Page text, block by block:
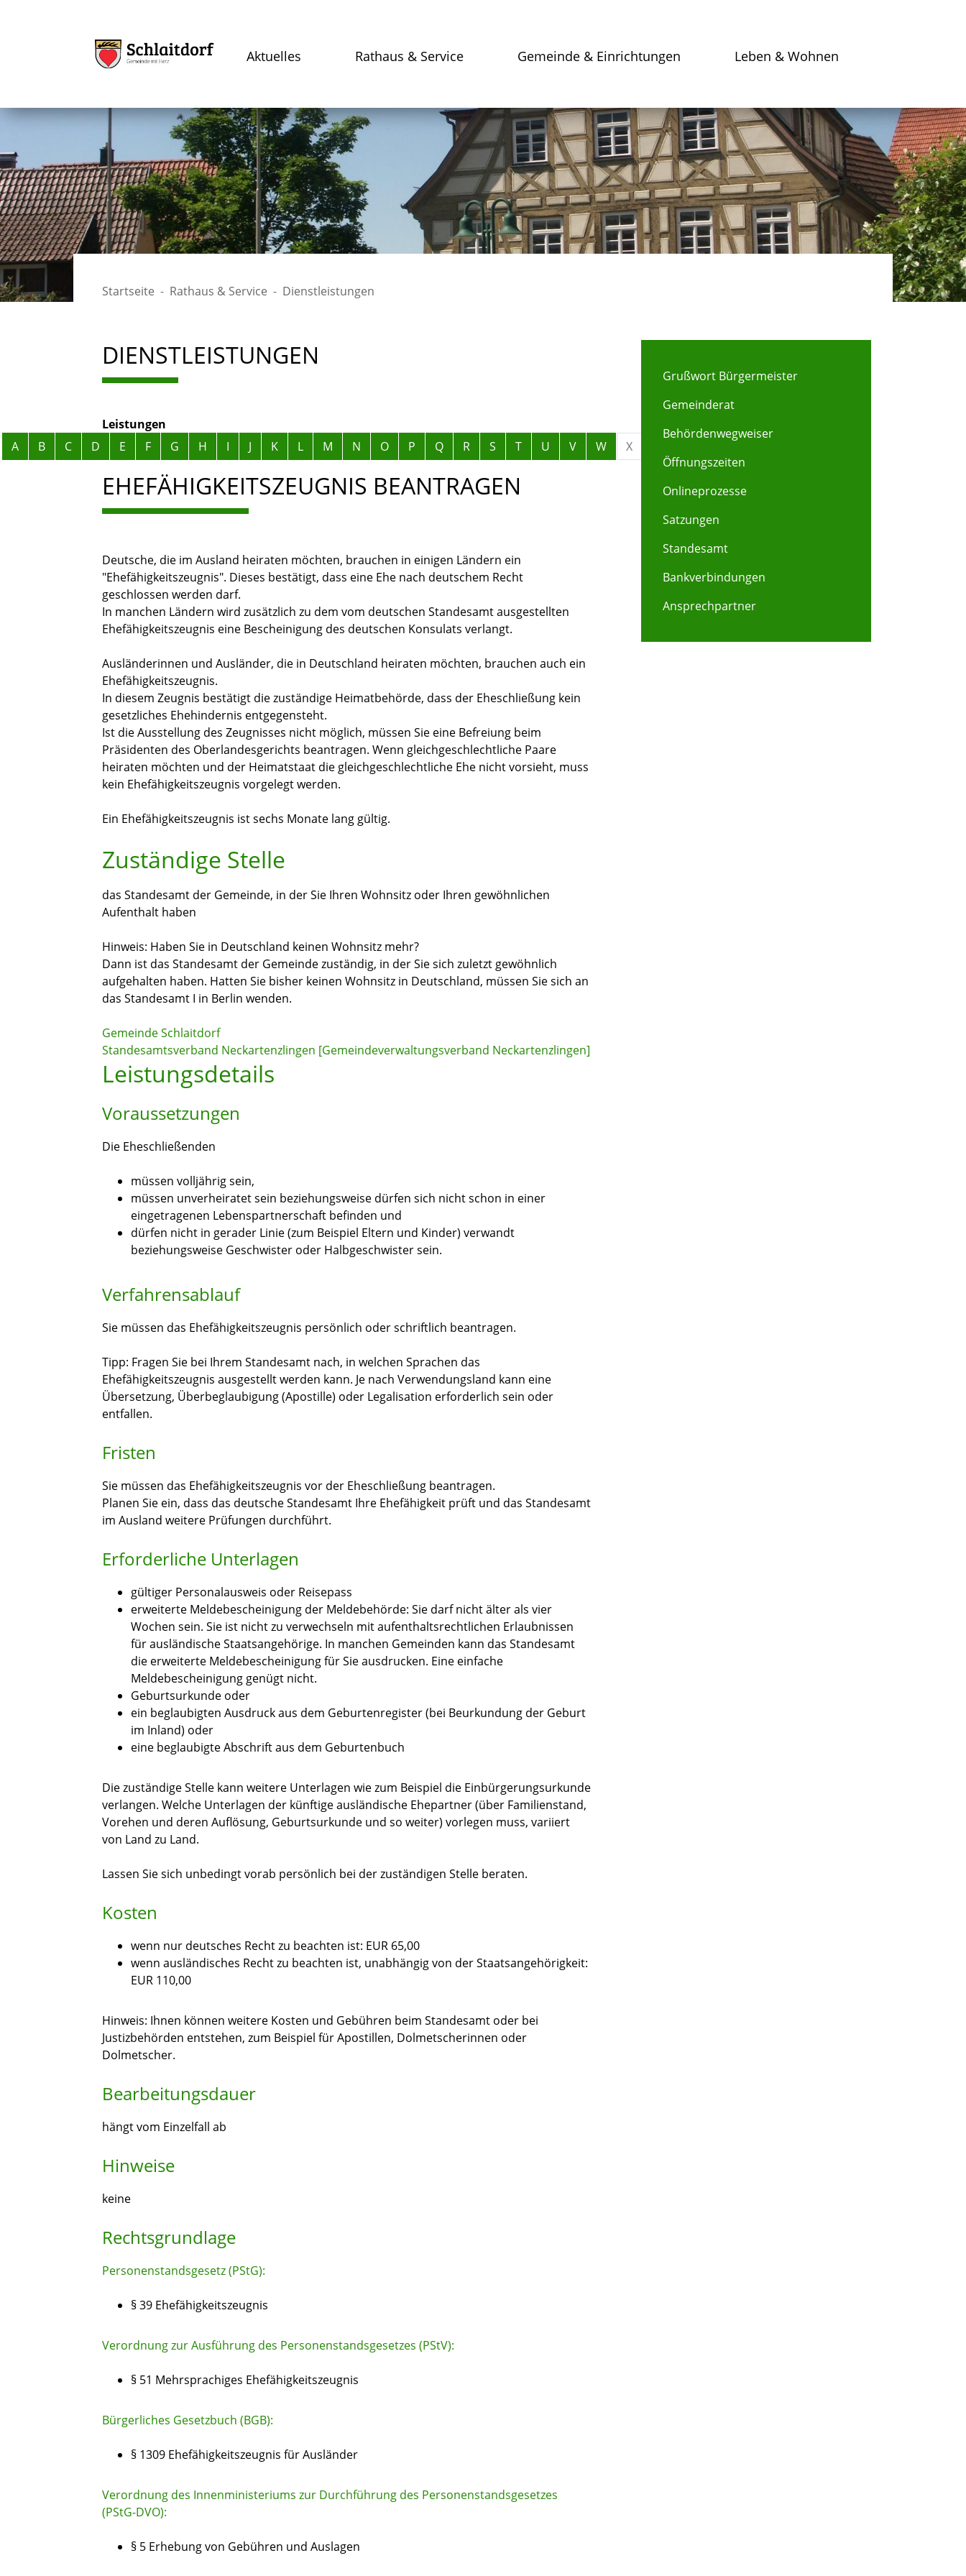
Aktuelles Rathaus & Service Gemeinde & Einrichtungen Leben & Wohnen
Startseite Rathaus & Service Dienstleistungen
DIENSTLEISTUNGEN
Leistungen
Alphabetisches Register überspringen
A B C D E F G H I J K L M N O P Q R S T U V W X
EHEFÄHIGKEITSZEUGNIS BEANTRAGEN
Deutsche, die im Ausland heiraten möchten, brauchen in einigen Ländern ein
"Ehefähigkeitszeugnis". Dieses bestätigt, dass eine Ehe nach deutschem Recht
geschlossen werden darf.
In manchen Ländern wird zusätzlich zu dem vom deutschen Standesamt ausgestellten
Ehefähigkeitszeugnis eine Bescheinigung des deutschen Konsulats verlangt.
Ausländerinnen und Ausländer, die in Deutschland heiraten möchten, brauchen auch ein
Ehefähigkeitszeugnis.
In diesem Zeugnis bestätigt die zuständige Heimatbehörde, dass der Eheschließung kein
gesetzliches Ehehindernis entgegensteht.
Ist die Ausstellung des Zeugnisses nicht möglich, müssen Sie eine Befreiung beim
Präsidenten des Oberlandesgerichts beantragen. Wenn gleichgeschlechtliche Paare
heiraten möchten und der Heimatstaat die gleichgeschlechtliche Ehe nicht vorsieht, muss
kein Ehefähigkeitszeugnis vorgelegt werden.
Ein Ehefähigkeitszeugnis ist sechs Monate lang gültig.
Zuständige Stelle
das Standesamt der Gemeinde, in der Sie Ihren Wohnsitz oder Ihren gewöhnlichen
Aufenthalt haben
Hinweis: Haben Sie in Deutschland keinen Wohnsitz mehr?
Dann ist das Standesamt der Gemeinde zuständig, in der Sie sich zuletzt gewöhnlich
aufgehalten haben. Hatten Sie bisher keinen Wohnsitz in Deutschland, müssen Sie sich an
das Standesamt I in Berlin wenden.
Gemeinde Schlaitdorf
Standesamtsverband Neckartenzlingen [Gemeindeverwaltungsverband Neckartenzlingen]
Leistungsdetails
Voraussetzungen
Die Eheschließenden
müssen volljährig sein,
müssen unverheiratet sein beziehungsweise dürfen sich nicht schon in einer
eingetragenen Lebenspartnerschaft befinden und
dürfen nicht in gerader Linie (zum Beispiel Eltern und Kinder) verwandt
beziehungsweise Geschwister oder Halbgeschwister sein.
Verfahrensablauf
Sie müssen das Ehefähigkeitszeugnis persönlich oder schriftlich beantragen.
Tipp: Fragen Sie bei Ihrem Standesamt nach, in welchen Sprachen das
Ehefähigkeitszeugnis ausgestellt werden kann. Je nach Verwendungsland kann eine
Übersetzung, Überbeglaubigung (Apostille) oder Legalisation erforderlich sein oder
entfallen.
Fristen
Sie müssen das Ehefähigkeitszeugnis vor der Eheschließung beantragen.
Planen Sie ein, dass das deutsche Standesamt Ihre Ehefähigkeit prüft und das Standesamt
im Ausland weitere Prüfungen durchführt.
Erforderliche Unterlagen
gültiger Personalausweis oder Reisepass
erweiterte Meldebescheinigung der Meldebehörde: Sie darf nicht älter als vier
Wochen sein. Sie ist nicht zu verwechseln mit aufenthaltsrechtlichen Erlaubnissen
für ausländische Staatsangehörige. In manchen Gemeinden kann das Standesamt
die erweiterte Meldebescheinigung für Sie ausdrucken. Eine einfache
Meldebescheinigung genügt nicht.
Geburtsurkunde oder
ein beglaubigten Ausdruck aus dem Geburtenregister (bei Beurkundung der Geburt
im Inland) oder
eine beglaubigte Abschrift aus dem Geburtenbuch
Die zuständige Stelle kann weitere Unterlagen wie zum Beispiel die Einbürgerungsurkunde
verlangen. Welche Unterlagen der künftige ausländische Ehepartner (über Familienstand,
Vorehen und deren Auflösung, Geburtsurkunde und so weiter) vorlegen muss, variiert
von Land zu Land.
Lassen Sie sich unbedingt vorab persönlich bei der zuständigen Stelle beraten.
Kosten
wenn nur deutsches Recht zu beachten ist: EUR 65,00
wenn ausländisches Recht zu beachten ist, unabhängig von der Staatsangehörigkeit:
EUR 110,00
Hinweis: Ihnen können weitere Kosten und Gebühren beim Standesamt oder bei
Justizbehörden entstehen, zum Beispiel für Apostillen, Dolmetscherinnen oder
Dolmetscher.
Bearbeitungsdauer
hängt vom Einzelfall ab
Hinweise
keine
Rechtsgrundlage
Personenstandsgesetz (PStG):
§ 39 Ehefähigkeitszeugnis
Verordnung zur Ausführung des Personenstandsgesetzes (PStV):
§ 51 Mehrsprachiges Ehefähigkeitszeugnis
Bürgerliches Gesetzbuch (BGB):
§ 1309 Ehefähigkeitszeugnis für Ausländer
Verordnung des Innenministeriums zur Durchführung des Personenstandsgesetzes
(PStG-DVO):
§ 5 Erhebung von Gebühren und Auslagen
Grußwort Bürgermeister
Gemeinderat
Behördenwegweiser
Öffnungszeiten
Onlineprozesse
Satzungen
Standesamt
Bankverbindungen
Ansprechpartner